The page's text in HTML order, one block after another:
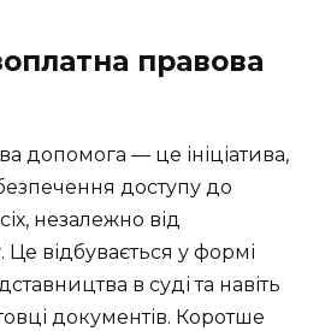
правова
допомога — це ініціатива,
доступу до
незалежно від
Це відбувається у формі
в суді та навіть
документів. Коротше